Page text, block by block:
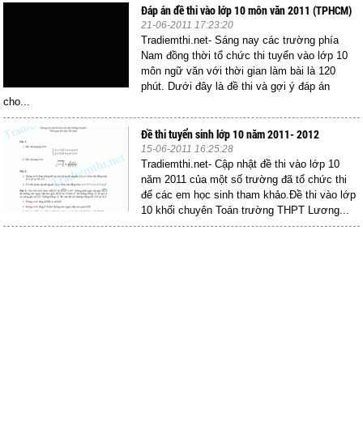
Đáp án đề thi vào lớp 10 môn văn 2011 (TPHCM)
21-06-2011 17:23:20
Tradiemthi.net- Sáng nay các trường phía
Nam đồng thời tổ chức thi tuyển vào lớp 10
môn ngữ văn với thời gian làm bài là 120
phút. Dưới đây là đề thi và gợi ý đáp án
cho...
Đề thi tuyển sinh lớp 10 năm 2011- 2012
15-06-2011 16:25:28
Tradiemthi.net- Cập nhật đề thi vào lớp 10
năm 2011 của một số trường đã tổ chức thi
để các em học sinh tham khảo.Đề thi vào lớp
10 khối chuyên Toán trường THPT Lương...